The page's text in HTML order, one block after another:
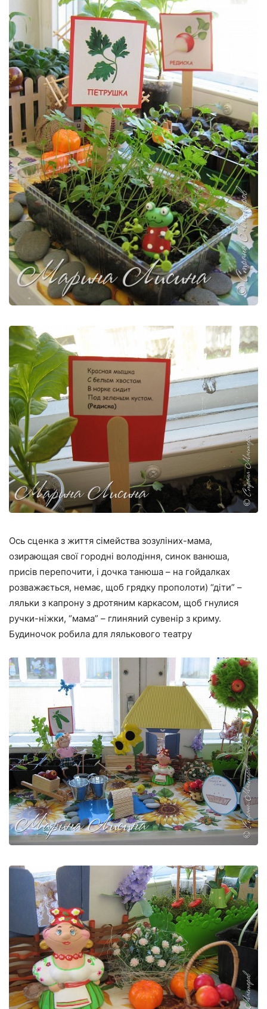
Ось сценка з життя сімейства зозуліних-мама,
озирающая свої городні володіння, синок ванюша,
присів перепочити, і дочка танюша – на гойдалках
розважається, немає, щоб грядку прополоти) “діти” –
ляльки з капрону з дротяним каркасом, щоб гнулися
ручки-ніжки, “мама” – глиняний сувенір з криму.
Будиночок робила для лялькового театру